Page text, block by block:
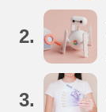
2.
3.